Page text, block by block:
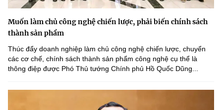
Muốn làm chủ công nghệ chiến lược, phải biến chính sách
thành sản phẩm
Thúc đẩy doanh nghiệp làm chủ công nghệ chiến lược, chuyển
các cơ chế, chính sách thành sản phẩm công nghệ cụ thể là
thông điệp được Phó Thủ tướng Chính phủ Hồ Quốc Dũng...